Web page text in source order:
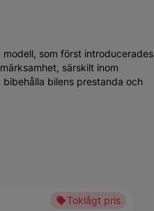
som först introducerades
särskilt inom
bilens prestanda och
Toklågt pris